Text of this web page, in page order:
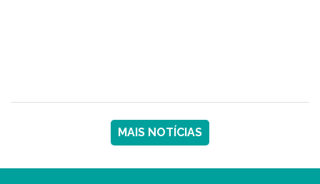
MAIS NOTÍCIAS